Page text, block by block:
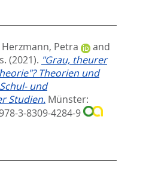
Herzmann, Petra
and
(2021). "Grau, theurer
Theorien und
und
Studien. Münster:
3-8309-4284-9